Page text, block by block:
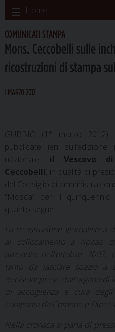
Skip
to
content
Home
COMUNICATI STAMPA
Mons. Ceccobelli sulle
ricostruzioni di stampa
1 MARZO 2012
GUBBIO (1° marzo
pubblicate ieri
nazionale, il Vescovo
Ceccobelli , in qualità di
del Consiglio di
“Mosca” per il
quanto segue.
La ricostruzione giornalistica
al collocamento a riposo
avvenuto nell’ottobre 2007,
tanto da lasciare spazio a
decisioni prese dall’organo di
di accoglienza e cura
congiunta da Comune e Diocesi.
Nella cronaca si parla di